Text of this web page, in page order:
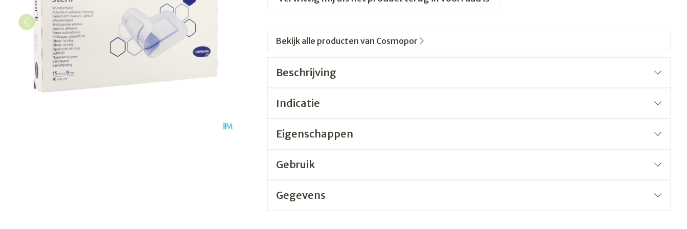
Bekijk alle producten van Cosmopor
Beschrijving
Indicatie
Eigenschappen
Gebruik
Gegevens